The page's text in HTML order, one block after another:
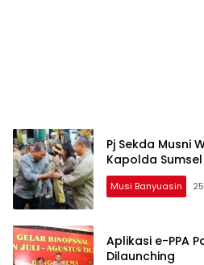
Pj Sekda Musni
Kapolda Sumsel
Musi Banyuasin
Aplikasi e-PPA
Dilaunching